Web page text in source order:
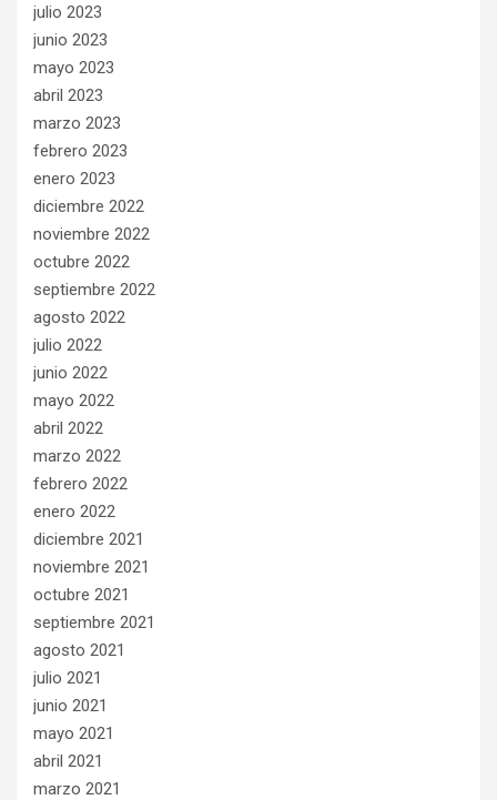
julio 2023
junio 2023
mayo 2023
abril 2023
marzo 2023
febrero 2023
enero 2023
diciembre 2022
noviembre 2022
octubre 2022
septiembre 2022
agosto 2022
julio 2022
junio 2022
mayo 2022
abril 2022
marzo 2022
febrero 2022
enero 2022
diciembre 2021
noviembre 2021
octubre 2021
septiembre 2021
agosto 2021
julio 2021
junio 2021
mayo 2021
abril 2021
marzo 2021